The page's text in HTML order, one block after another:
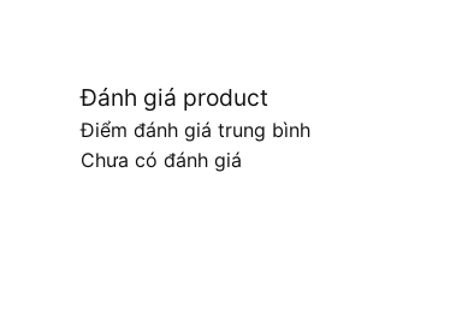
Đánh giá product
Điểm đánh giá trung bình
Chưa có đánh giá